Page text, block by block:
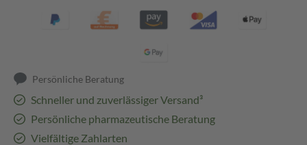
Persönliche Beratung
Schneller und zuverlässiger Versand³
Persönliche pharmazeutische Beratung
Vielfältige Zahlarten